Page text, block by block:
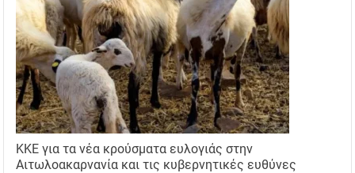
ΚΚΕ για τα νέα κρούσματα ευλογιάς στην
Αιτωλοακαρνανία και τις κυβερνητικές ευθύνες